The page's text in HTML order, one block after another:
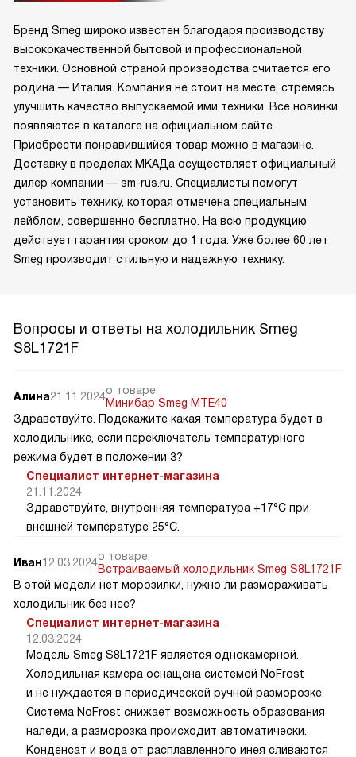
Бренд Smeg широко известен благодаря производству
высококачественной бытовой и профессиональной
техники. Основной страной производства считается его
родина — Италия. Компания не стоит на месте, стремясь
улучшить качество выпускаемой ими техники. Все новинки
появляются в каталоге на официальном сайте.
Приобрести понравившийся товар можно в магазине.
Доставку в пределах МКАДа осуществляет официальный
дилер компании — sm-rus.ru. Специалисты помогут
установить технику, которая отмечена специальным
лейблом, совершенно бесплатно. На всю продукцию
действует гарантия сроком до 1 года. Уже более 60 лет
Smeg производит стильную и надежную технику.
Вопросы и ответы на холодильник Smeg
S8L1721F
Алина21.11.2024о товаре:
Минибар Smeg MTE40
Здравствуйте. Подскажите какая температура будет в
холодильнике, если переключатель температурного
режима будет в положении 3?
Специалист интернет-магазина
21.11.2024
Здравствуйте, внутренняя температура +17°C при
внешней температуре 25°C.
Иван12.03.2024о товаре:
Встраиваемый холодильник Smeg S8L1721F
В этой модели нет морозилки, нужно ли размораживать
холодильник без нее?
Специалист интернет-магазина
12.03.2024
Модель Smeg S8L1721F является однокамерной.
Холодильная камера оснащена системой NoFrost
и не нуждается в периодической ручной разморозке.
Система NoFrost снижает возможность образования
наледи, а разморозка происходит автоматически.
Конденсат и вода от расплавленного инея сливаются